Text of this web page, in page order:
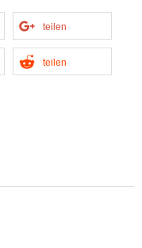
teilen
teilen